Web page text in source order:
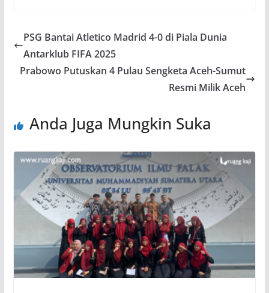
PSG Bantai Atletico Madrid 4-0 di Piala Dunia
Antarklub FIFA 2025
Prabowo Putuskan 4 Pulau Sengketa Aceh-Sumut
Resmi Milik Aceh
Anda Juga Mungkin Suka